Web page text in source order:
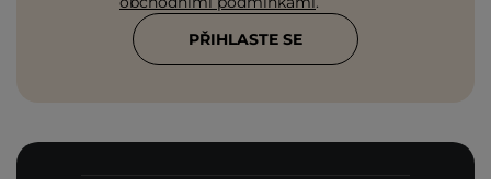
PŘIHLASTE SE